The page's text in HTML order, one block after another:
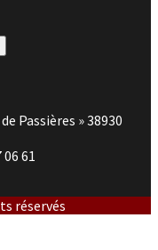
Passières » 38930
61
réservés